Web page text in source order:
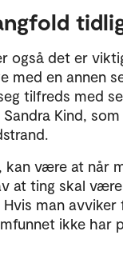
også det er
med en annen
tilfreds med
Kind,
kan være at når
at ting skal
man avviker
ikke har